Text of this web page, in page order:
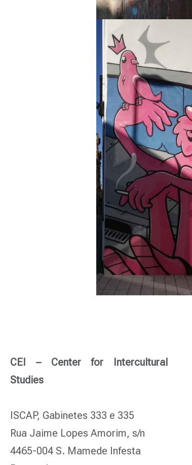
CEI – Center for Intercultural
Studies
ISCAP, Gabinetes 333 e 335
Rua Jaime Lopes Amorim, s/n
4465-004 S. Mamede Infesta